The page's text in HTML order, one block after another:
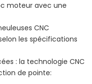
moteur avec une
CNC
les spécifications
: la technologie CNC
de pointe: